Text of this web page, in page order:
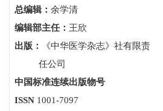
总编辑： 余学清
编辑部主任： 王欣
出版：
《中华医学杂志》社有限责
任公司
中国标准连续出版物号
ISSN 1001-7097